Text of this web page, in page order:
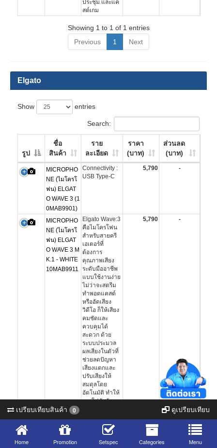
ประชุม และแค
สต์เกม
Showing 1 to 1 of 1 entries
Previous
1 Next
Elgato
Show entries
Search:
รูป
ชื่อ
สินค้า
ราย
ละเอียด
ราคา
(บาท)
ส่วนลด
(บาท)
MICROPHO
NE (ไมโครโ
ฟน) ELGAT
O WAVE 3 (1
0MAB9901)
Connectivity :
USB Type-C
5,790 -
MICROPHO
NE (ไมโครโ
ฟน) ELGAT
O WAVE 3 M
K.1 - WHITE
10MAB9911
Elgato Wave:3
คือไมโครโฟน
สำหรับสายครี
เอเตอร์ที่
ต้องการ
คุณภาพเสียง
ระดับมืออาชีพ
แบบใช้งานง่าย
ไม่ว่าจะสตรีม
ทำพอดแคสต์
หรืออัดเสียง
วิดีโอ ก็ให้เสียง
คมชัดและ
ควบคุมได้
สะดวก ด้วย
ระบบประมวล
ผลเสียงในตัวที่
ช่วยลดปัญหา
เสียงแตกและ
ปรับเสียงให้
สมดุลโดย
อัตโนมัติ ทำให้
คุณโฟกัสกับ
ต้องกังวลเรื่อง
เสียง • ไมค์แบบ
Condenser /
5,790 -
เปรียบเทียบสินค้า 0 ดูเปรียบเทียบ
Home Promotion Setspec Categories Menu